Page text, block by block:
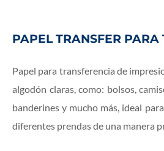
PAPEL TRANSFER PARA
Papel para transferencia de
algodón claras, como: bolsos,
banderines y mucho más, ideal
diferentes prendas de una manera